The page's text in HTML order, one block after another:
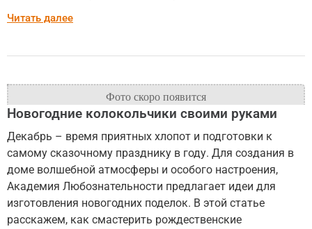
Читать далее
Новогодние колокольчики своими руками
Декабрь – время приятных хлопот и подготовки к
самому сказочному празднику в году. Для создания в
доме волшебной атмосферы и особого настроения,
Академия Любознательности предлагает идеи для
изготовления новогодних поделок. В этой статье
расскажем, как смастерить рождественские